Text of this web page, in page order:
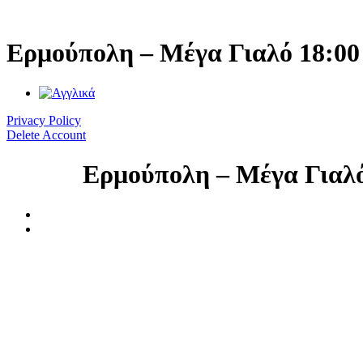
περιεχόμενο
Ερμούπολη – Μέγα Γιαλό 18:00
Privacy Policy
Delete Account
Ερμούπολη – Μέγα